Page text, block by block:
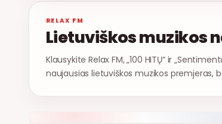
RELAX FM
Lietuviškos muzikos
Klausykite Relax FM, „100 HITŲ“ ir
naujausias lietuviškos muzikos premjeras,